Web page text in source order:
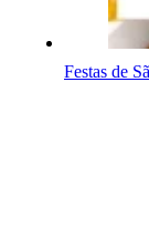
Festas de